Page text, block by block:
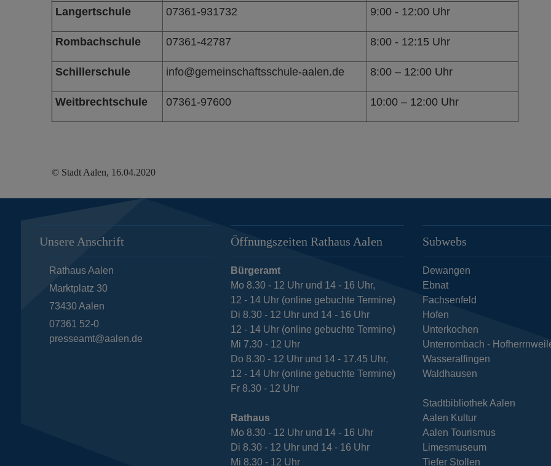
Langertschule 07361-931732 9:00 - 12:00 Uhr
Rombachschule 07361-42787 8:00 - 12:15 Uhr
Schillerschule info@gemeinschaftsschule-aalen.de 8:00 – 12:00 Uhr
Weitbrechtschule 07361-97600 10:00 – 12:00 Uhr
© Stadt Aalen, 16.04.2020
Unsere Anschrift
Rathaus Aalen
Marktplatz 30
73430 Aalen
07361 52-0
presseamt@aalen.de
Öffnungszeiten Rathaus Aalen
Bürgeramt
Mo 8.30 - 12 Uhr und 14 - 16 Uhr,
12 - 14 Uhr (online gebuchte Termine)
Di 8.30 - 12 Uhr und 14 - 16 Uhr
12 - 14 Uhr (online gebuchte Termine)
Mi 7.30 - 12 Uhr
Do 8.30 - 12 Uhr und 14 - 17.45 Uhr,
12 - 14 Uhr (online gebuchte Termine)
Fr 8.30 - 12 Uhr
Rathaus
Mo 8.30 - 12 Uhr und 14 - 16 Uhr
Di 8.30 - 12 Uhr und 14 - 16 Uhr
Mi 8.30 - 12 Uhr
Subwebs
Dewangen
Ebnat
Fachsenfeld
Hofen
Unterkochen
Unterrombach -
Wasseralfingen
Waldhausen
Stadtbibliothek Aalen
Aalen Kultur
Aalen Tourismus
Limesmuseum
Tiefer Stollen